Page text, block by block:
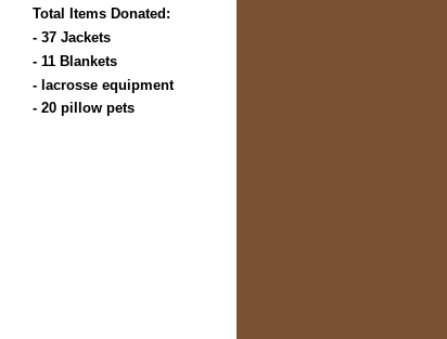
Total Items Donated:
- 37 Jackets
- 11 Blankets
- lacrosse equipment
- 20 pillow pets